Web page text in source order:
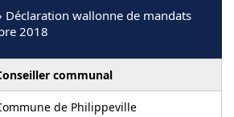
Déclaration wallonne de mandats
2018
communal
de Philippeville